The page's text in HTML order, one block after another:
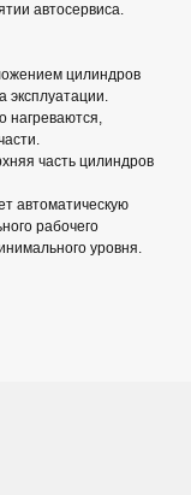
автосервиса.
цилиндров
эксплуатации.
нагреваются,
часть цилиндров
автоматическую
рабочего
уровня.